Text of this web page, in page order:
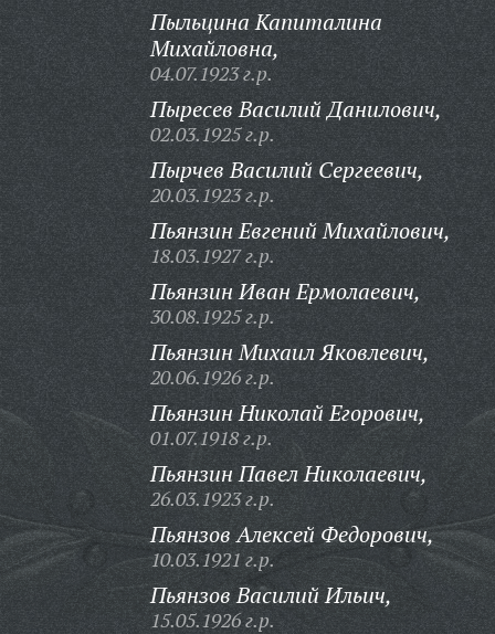
Пыльцина Капиталина
Михайловна,
04.07.1923 г.р.
Пыресев Василий Данилович,
02.03.1925 г.р.
Пырчев Василий Сергеевич,
20.03.1923 г.р.
Пьянзин Евгений Михайлович,
18.03.1927 г.р.
Пьянзин Иван Ермолаевич,
30.08.1925 г.р.
Пьянзин Михаил Яковлевич,
20.06.1926 г.р.
Пьянзин Николай Егорович,
01.07.1918 г.р.
Пьянзин Павел Николаевич,
26.03.1923 г.р.
Пьянзов Алексей Федорович,
10.03.1921 г.р.
Пьянзов Василий Ильич,
15.05.1926 г.р.